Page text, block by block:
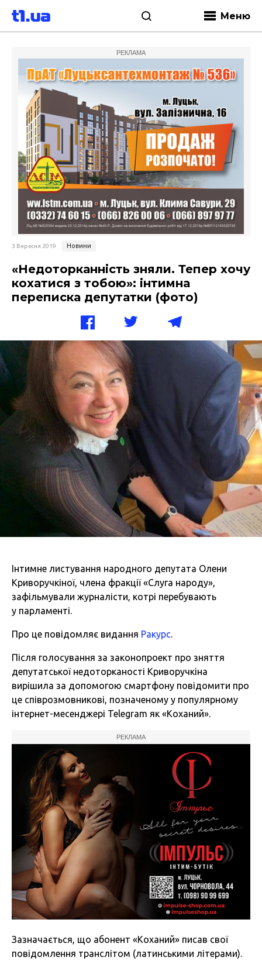
Меню
РЕКЛАМА
3 Вересня 2019 Новини
«Недоторканність зняли. Тепер хочу
кохатися з тобою»: інтимна
переписка депутатки (фото)
Інтимне листування народного депутата Олени
Криворучкіної, члена фракції «Слуга народу»,
зафільмували журналісти, котрі перебувають
у парламенті.
Про це повідомляє видання Ракурс.
Після голосування за законопроект про зняття
депутатської недоторканості Криворучкіна
вирішила за допомогою смартфону повідомити про
це співрозмовникові, позначеному у популярному
інтернет-месенджері Telegram як «Коханий».
РЕКЛАМА
Зазначається, що абонент «Коханий» писав свої
повідомлення транслітом (латинськими літерами).